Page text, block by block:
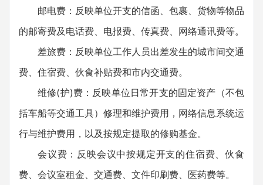
邮电费：反映单位开支的信函、包裹、货物等物品
的邮寄费及电话费、电报费、传真费、网络通讯费等。
差旅费：反映单位工作人员出差发生的城市间交通
费、住宿费、伙食补贴费和市内交通费。
维修(护)费：反映单位日常开支的固定资产（不包
括车船等交通工具）修理和维护费用，网络信息系统运
行与维护费用，以及按规定提取的修购基金。
会议费：反映会议中按规定开支的住宿费、伙食
费、会议室租金、交通费、文件印刷费、医药费等。